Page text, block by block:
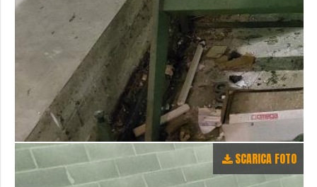
SCARICA FOTO